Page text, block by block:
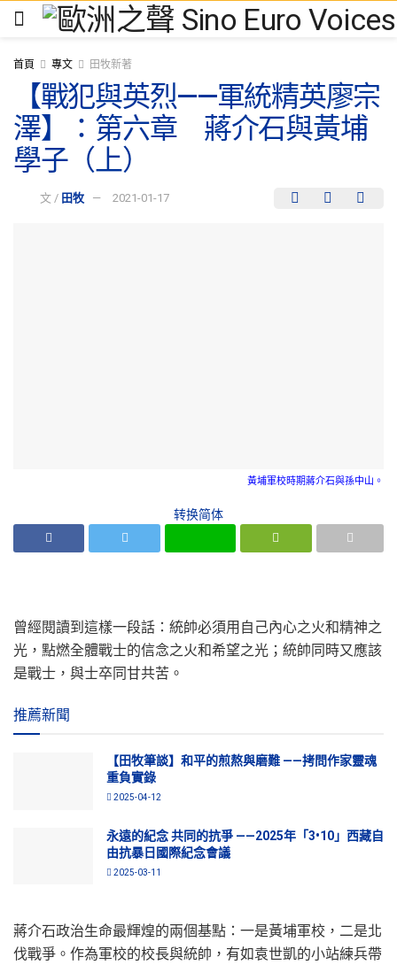
首頁 專文 田牧新著
【戰犯與英烈——軍統精英廖宗
澤】：第六章 蔣介石與黃埔
學子（上）
文 / 田牧 2021-01-17
黃埔軍校時期蔣介石與孫中山。
转换简体
曾經閱讀到這樣一段話：統帥必須用自己內心之火和精神之
光，點燃全體戰士的信念之火和希望之光；統帥同時又應該
是戰士，與士卒同甘共苦。
推薦新聞
【田牧筆談】和平的煎熬與磨難 ——拷問作家靈魂
重負實錄
2025-04-12
永遠的紀念 共同的抗爭 ——2025年「3•10」西藏自
由抗暴日國際紀念會議
2025-03-11
蔣介石政治生命最輝煌的兩個基點：一是黃埔軍校，二是北
伐戰爭。作為軍校的校長與統帥，有如袁世凱的小站練兵帶